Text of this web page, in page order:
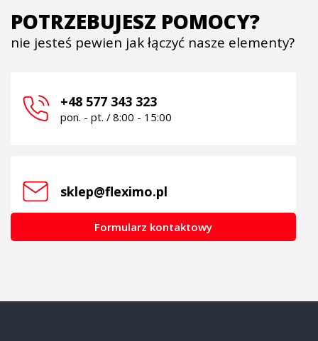
POTRZEBUJESZ POMOCY?
nie jesteś pewien jak łączyć nasze elementy?
+48 577 343 323
pon. - pt. / 8:00 - 15:00
sklep@fleximo.pl
Formularz kontaktowy